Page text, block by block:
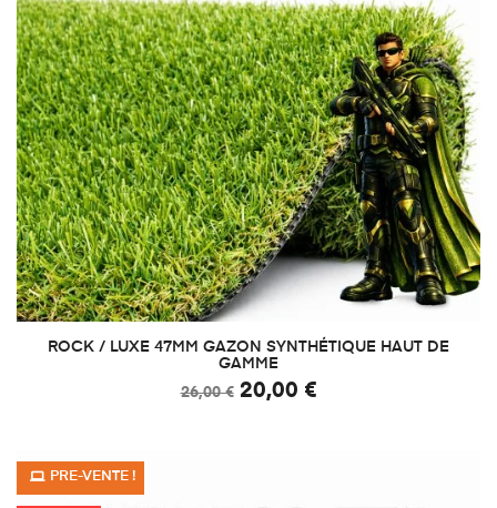
ROCK / LUXE 47MM GAZON SYNTHÉTIQUE HAUT DE
GAMME
26,00 € 20,00 €
PRE-VENTE !